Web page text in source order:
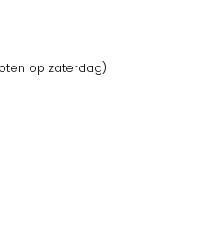
op zaterdag)